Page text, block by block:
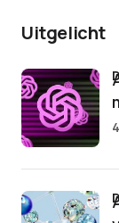
Uitgelicht